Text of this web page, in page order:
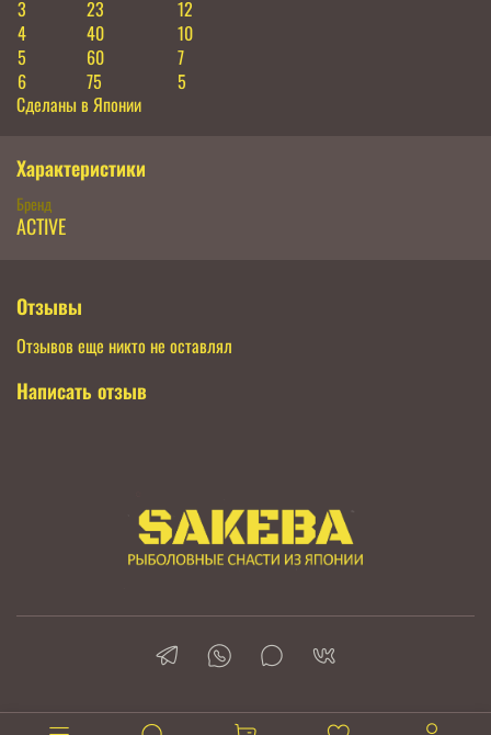
3
23
12
4
40
10
5
60
7
6
75
5
Сделаны в Японии
Характеристики
Бренд
ACTIVE
Отзывы
Отзывов еще никто не оставлял
Написать отзыв